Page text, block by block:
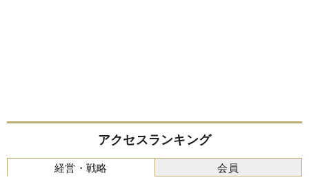
アクセスランキング
経営・戦略 会員